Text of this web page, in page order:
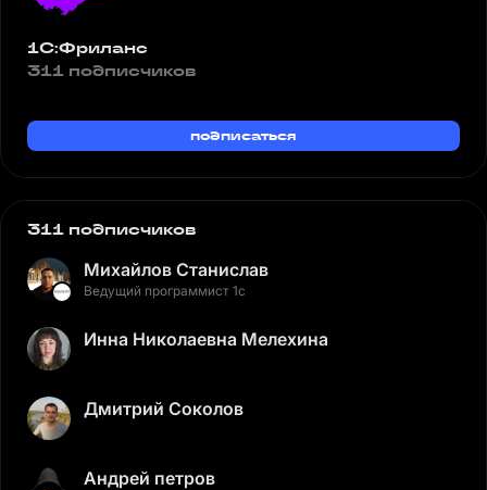
1С:Фриланс
311 подписчиков
подписаться
311 подписчиков
Михайлов Станислав
Ведущий программист 1с
Инна Николаевна Мелехина
Дмитрий Соколов
Андрей петров